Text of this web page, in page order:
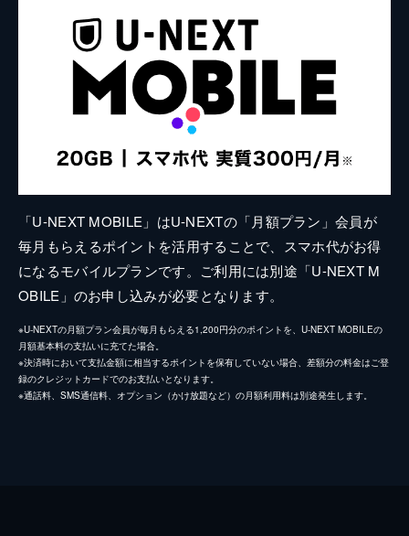
「U-NEXT MOBILE」はU-NEXTの「月額プラン」会員が
毎月もらえるポイントを活用することで、スマホ代がお得
になるモバイルプランです。ご利用には別途「U-NEXT M
OBILE」のお申し込みが必要となります。
※U-NEXTの月額プラン会員が毎月もらえる1,200円分のポイントを、U-NEXT MOBILEの
月額基本料の支払いに充てた場合。
※決済時において支払金額に相当するポイントを保有していない場合、差額分の料金はご登
録のクレジットカードでのお支払いとなります。
※通話料、SMS通信料、オプション（かけ放題など）の月額利用料は別途発生します。